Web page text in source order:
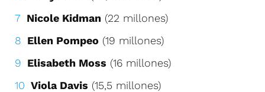
Nicole Kidman (22 millones)
Ellen Pompeo (19 millones)
Elisabeth Moss (16 millones)
Viola Davis (15,5 millones)